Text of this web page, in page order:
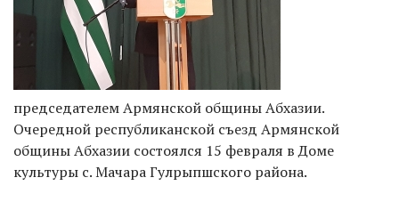
председателем Армянской общины Абхазии.
Очередной республиканской съезд Армянской
общины Абхазии состоялся 15 февраля в Доме
культуры с. Мачара Гулрыпшского района.